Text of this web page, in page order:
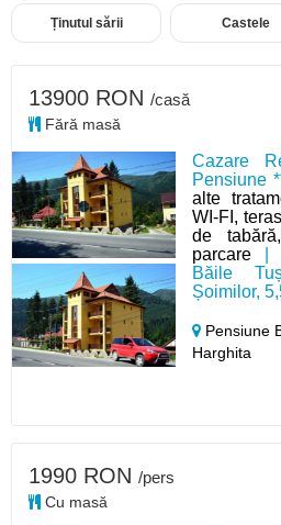
Ținutul sării Castele
Cazare
Pensiune
alte
WI-FI,
de
parcare |
Băile
Șoimilor,
Pensiune
Harghita
13900 RON /casă
Fără masă
1990 RON /pers
Cu masă